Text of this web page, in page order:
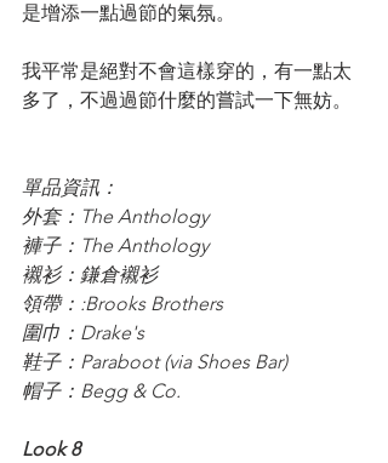
是增添一點過節的氣氛。
我平常是絕對不會這樣穿的，有一點太
多了，不過過節什麼的嘗試一下無妨。
單品資訊：
外套：The Anthology
褲子：The Anthology
襯衫：鎌倉襯衫
領帶：:Brooks Brothers
圍巾：Drake's
鞋子：Paraboot (via Shoes Bar)
帽子：Begg & Co.
Look 8